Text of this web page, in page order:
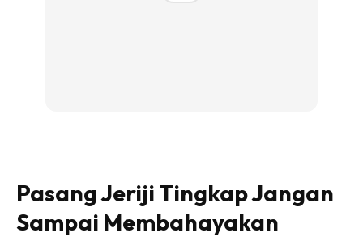
Pasang Jeriji Tingkap Jangan
Sampai Membahayakan